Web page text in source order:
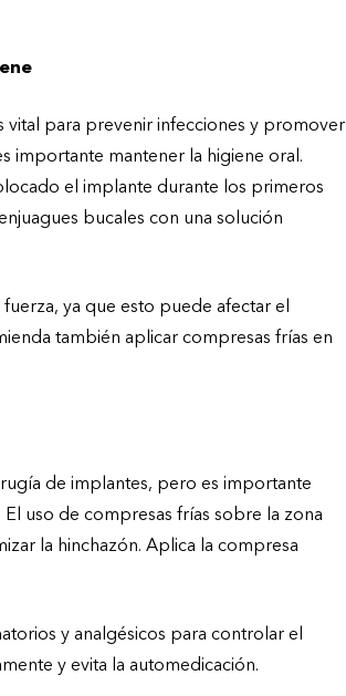
vital para prevenir infecciones y promover
importante mantener la higiene oral.
el implante durante los primeros
bucales con una solución
ya que esto puede afectar el
también aplicar compresas frías en
de implantes, pero es importante
uso de compresas frías sobre la zona
la hinchazón. Aplica la compresa
y analgésicos para controlar el
y evita la automedicación.